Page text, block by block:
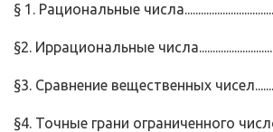
§ 1. Рациональные
§2. Иррациональные
§3. Сравнение вещественных
§4. Точные грани ограниченного